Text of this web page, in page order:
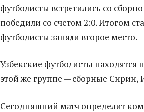
футболисты встретились со
победили со счетом 2:0. Итогом
футболисты заняли второе место.
Узбекские футболисты находятся
этой же группе — сборные Сирии,
Сегодняшний матч определит